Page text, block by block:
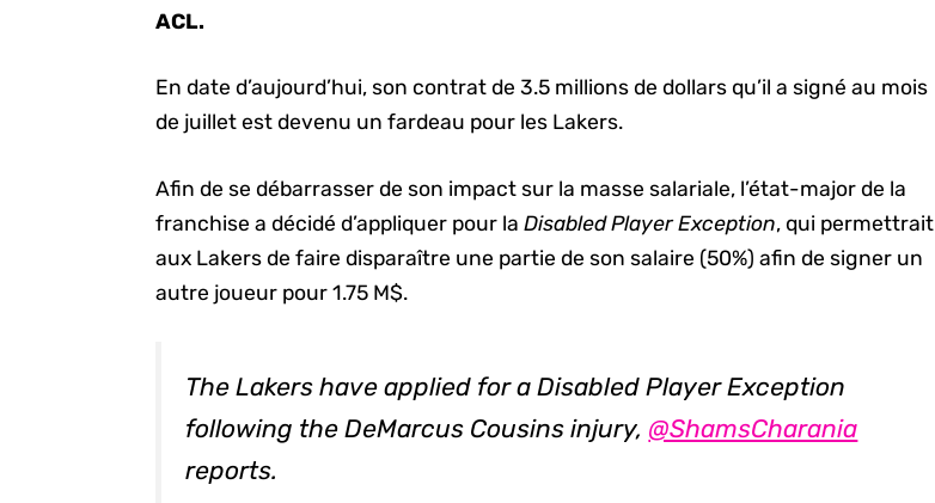
ACL.
En date d’aujourd’hui, son contrat de 3.5 millions de dollars qu’il a signé au mois
de juillet est devenu un fardeau pour les Lakers.
Afin de se débarrasser de son impact sur la masse salariale, l’état-major de la
franchise a décidé d’appliquer pour laDisabled Player Exception, qui permettrait
aux Lakers de faire disparaître une partie de son salaire (50%) afin de signer un
autre joueur pour 1.75 M$.
The Lakers have applied for a Disabled Player Exception
following the DeMarcus Cousins injury, @ShamsCharania
reports.